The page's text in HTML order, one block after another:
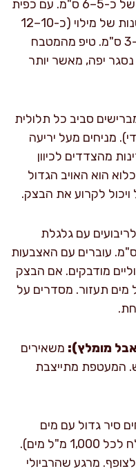
קלות. מסמנים בדמיון ריבועים של כ-5–6 ס"מ. עם כפית
או שק זילוף שמים תלוליות קטנות של מילוי (כ-10–12
גרם כל אחת) במרווחים של כ-3 ס"מ. טיפ מהמטבח
נסגר יפה, מאשר יותר
סביב כל תלולית
מניחים מעל יריעה
מהצדדים לכיוון
כלוא הוא האויב הגדול
ויכול לקרוע את הבצק.
עם גלגלת
משוננת או סכין חדה: כ-5–6 ס"מ. עוברים עם האצבעות
מודבקים. אם הבצק
מים תעזור. מסדרים על
אבל מומלץ): משאירים
על המגש. המעטפת מתייצבת
סיר גדול עם מים
וממליחים היטב (כ-10 גרם מלח לכל 1,000 מ"ל מים).
מרגע שהרביולי